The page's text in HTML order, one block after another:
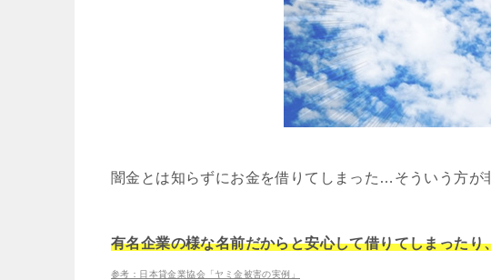
闇金とは知らずにお金を借りてしまった…そういう方が
有名企業の様な名前だからと安心して借りてしまった
参考：日本貸金業協会「ヤミ金被害の実例」